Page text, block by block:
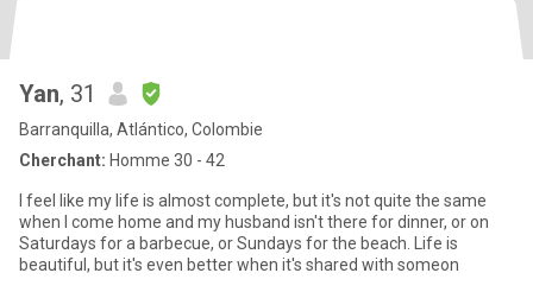
Yan, 31
Barranquilla, Atlántico, Colombie
Cherchant: Homme 30 - 42
I feel like my life is almost complete, but it's not quite the same
when I come home and my husband isn't there for dinner, or on
Saturdays for a barbecue, or Sundays for the beach. Life is
beautiful, but it's even better when it's shared with someon